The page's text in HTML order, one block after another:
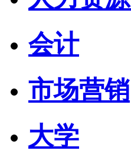
会计
市场营销
大学